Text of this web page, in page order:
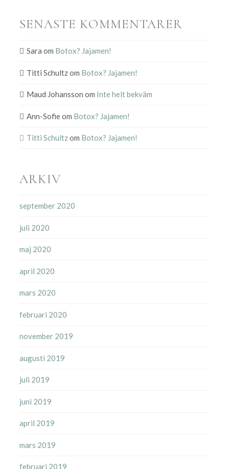
SENASTE KOMMENTARER
Sara om Botox? Jajamen!
Titti Schultzom Botox? Jajamen!
Maud Johansson om Inte helt bekväm
Ann-Sofieom Botox? Jajamen!
Titti Schultzom Botox? Jajamen!
ARKIV
september 2020
juli 2020
maj 2020
april 2020
mars 2020
februari 2020
november 2019
augusti 2019
juli 2019
juni 2019
april 2019
mars 2019
februari 2019